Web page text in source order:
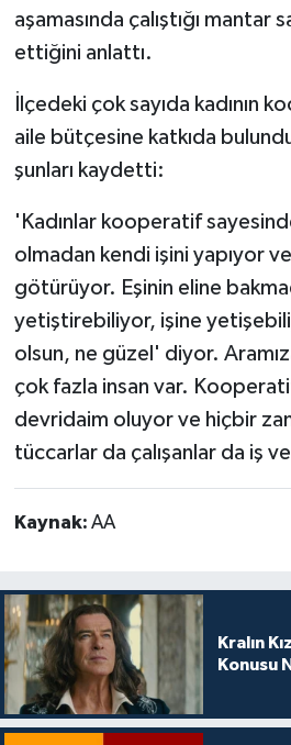
aşamasında çalıştığı mantar
ettiğini anlattı.
İlçedeki çok sayıda kadının
aile bütçesine katkıda
şunları kaydetti:
'Kadınlar kooperatif
olmadan kendi işini yapıyor
götürüyor. Eşinin eline
yetiştirebiliyor, işine
olsun, ne güzel' diyor.
çok fazla insan var.
devridaim oluyor ve hiçbir
tüccarlar da çalışanlar da iş
Kaynak: AA
Kralın
Konusu